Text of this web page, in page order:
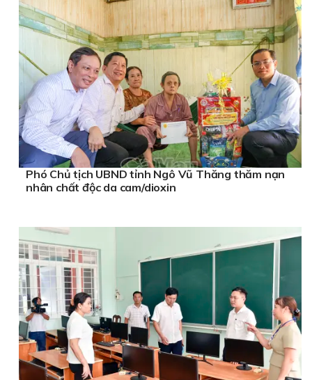
Phó Chủ tịch UBND tỉnh Ngô Vũ Thăng thăm nạn
nhân chất độc da cam/dioxin